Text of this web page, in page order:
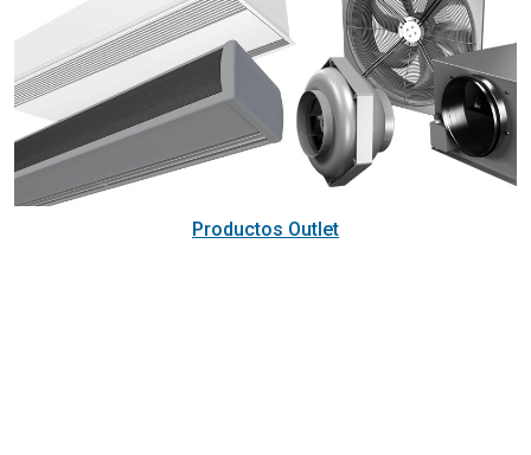
Productos Outlet